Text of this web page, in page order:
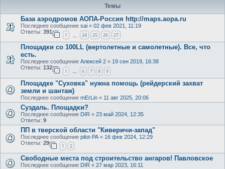
Темы
База аэродромов АОПА-Россия http://maps.aopa.ru
Последнее сообщение sai « 02 фев 2021, 11:19
Ответы: 391
1 24 25 26 27
Площадки со 100LL (вертолетные и самолетные). Все, что
есть.
Последнее сообщение Алексей 2 « 19 сен 2019, 16:38
Ответы: 132
1 … 6 7 8 9
Площадке "Суховка" нужна помощь (рейдерский захват
земли и шантаж)
Последнее сообщение mErLin « 11 авг 2025, 20:06
Суздаль. Площадки?
Последнее сообщение DIR « 23 май 2024, 12:35
Ответы: 9
ПП в тверской области "Киверичи-запад"
Последнее сообщение pilot-PA « 16 фев 2024, 12:29
Ответы: 29
1 2
Свободные места под строительство ангаров! Павловское
Последнее сообщение DIR « 27 мар 2023, 16:11